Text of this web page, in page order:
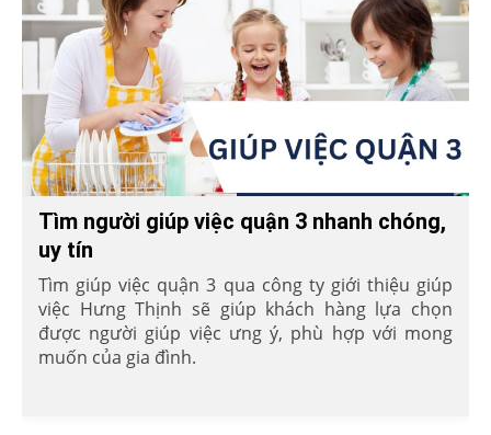
Tìm người giúp việc quận 3 nhanh chóng,
uy tín
Tìm giúp việc quận 3 qua công ty giới thiệu giúp
việc Hưng Thịnh sẽ giúp khách hàng lựa chọn
được người giúp việc ưng ý, phù hợp với mong
muốn của gia đình.